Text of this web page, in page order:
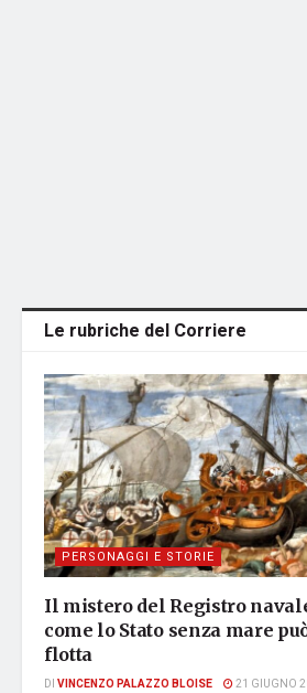
Le rubriche del Corriere
PERSONAGGI E STORIE
Il mistero del Registro
come lo Stato senza mare
flotta
DI VINCENZO PALAZZO BLOISE 21 GIUGNO